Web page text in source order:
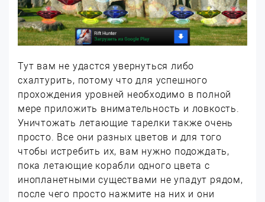
Тут вам не удастся увернуться либо
схалтурить, потому что для успешного
прохождения уровней необходимо в полной
мере приложить внимательность и ловкость.
Уничтожать летающие тарелки также очень
просто. Все они разных цветов и для того
чтобы истребить их, вам нужно подождать,
пока летающие корабли одного цвета с
инопланетными существами не упадут рядом,
после чего просто нажмите на них и они